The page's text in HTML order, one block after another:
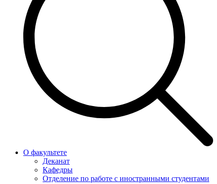
О факультете
Деканат
Кафедры
Отделение по работе с иностранными студентами